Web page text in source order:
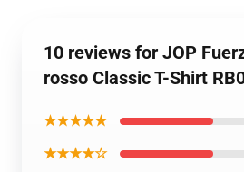
10 reviews for JOP
rosso Classic T-Shirt
★★★★★
★★★★☆